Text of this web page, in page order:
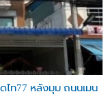
ไท77 หลังมุม ถนนเมน